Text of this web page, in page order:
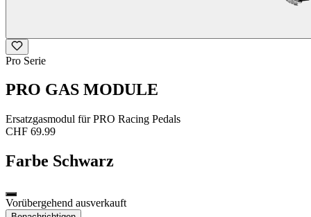
Pro Serie
PRO GAS MODULE
Ersatzgasmodul für PRO Racing Pedals
CHF 69.99
Farbe Schwarz
Vorübergehend ausverkauft